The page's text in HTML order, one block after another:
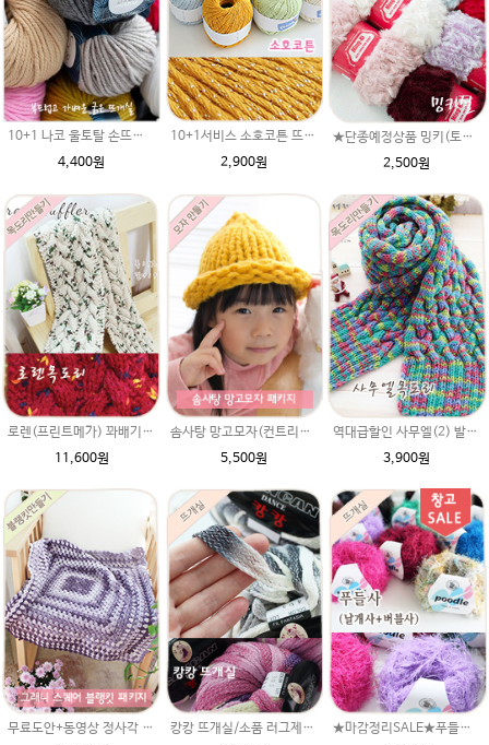
10+1 나코 울토탈 손뜨개 뜨개질 굵은뜨개실 나코메가 굵은털실(털실,뜨게질실) 동대문 뜨게실
4,400원
10+1서비스 소호코튼 뜨개실/cotton yarn/코바늘실/면실/펄사/면사/소호/코튼실/
2,900원
★단종예정상품 밍키(토끼털처럼 부드러운실) 50g ★/아기뜨개실/ 여우실/토끼실/밍키실/페이크퍼 얀
2,500원
로렌(프린트메가) 꽈배기목도리패키지/ 추운겨울 크리스마스 이벤트선물 뜨개질종류 손뜨개질하는법 커플 남여목도리 무료도안
11,600원
솜사탕 망고모자(컨트리뉴) DIY 재료 패키지/아기모자뜨개질,루피망고모자뜨기 스타일,아기도로롱모자도안,아기도로롱모자,도로롱모자뜨기
5,500원
역대급할인 사무엘(2) 발렌타인데이 선물 옥스퍼드 손뜨개질목도리뜨기
3,900원
무료도안+동영상 정사각 그래니스퀘어 블랭킷 DIY패키지(Granny Square Blanket) 무릎담요 코바늘뜨기 파스텔뜨개실 손뜨개 북유럽무료도안 수능선물
캉캉 뜨개실/소품 러그제작/루피망고모자st 도로롱모자뜨기실/굵은뜨개실/모자뜨기
★마감정리SALE★푸들사 50g /날개사 버블사 팬시얀 빌바오 뜨개실 뜨게실 뜨개질실 목도리실 손뜨개실 도매털실 스웨터 니트조끼 털실싸게파는곳 겨울